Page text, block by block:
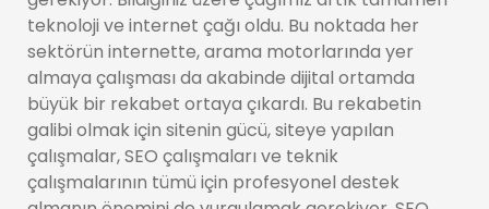
teknoloji ve internet çağı oldu. Bu noktada her
sektörün internette, arama motorlarında yer
almaya çalışması da akabinde dijital ortamda
büyük bir rekabet ortaya çıkardı. Bu rekabetin
galibi olmak için sitenin gücü, siteye yapılan
çalışmalar, SEO çalışmaları ve teknik
çalışmalarının tümü için profesyonel destek